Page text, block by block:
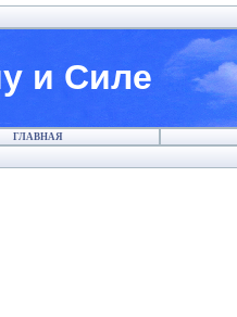
и Силе
ГЛАВНАЯ